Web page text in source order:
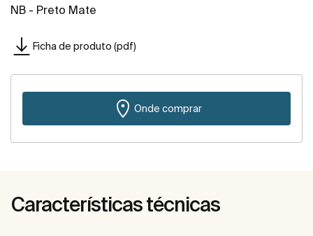
NB - Preto Mate
Ficha de produto (pdf)
Onde comprar
Características técnicas